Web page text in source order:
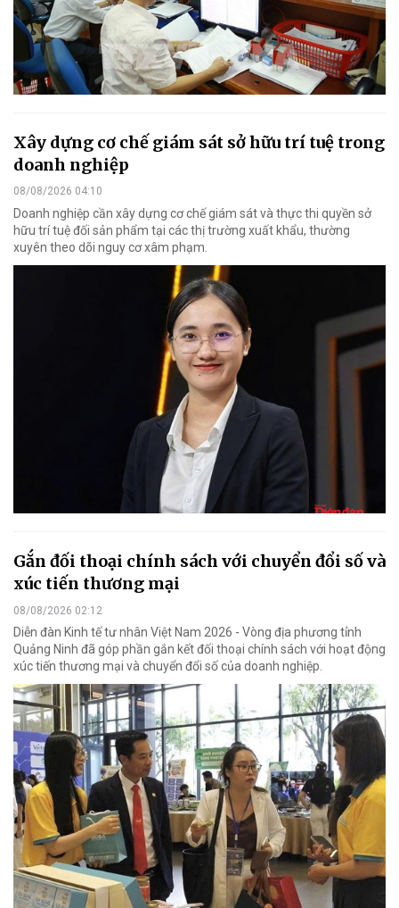
Xây dựng cơ chế giám sát sở hữu trí tuệ trong
doanh nghiệp
08/08/2026 04:10
Doanh nghiệp cần xây dựng cơ chế giám sát và thực thi quyền sở
hữu trí tuệ đối sản phẩm tại các thị trường xuất khẩu, thường
xuyên theo dõi nguy cơ xâm phạm.
Gắn đối thoại chính sách với chuyển đổi số và
xúc tiến thương mại
08/08/2026 02:12
Diễn đàn Kinh tế tư nhân Việt Nam 2026 - Vòng địa phương tỉnh
Quảng Ninh đã góp phần gắn kết đối thoại chính sách với hoạt động
xúc tiến thương mại và chuyển đổi số của doanh nghiệp.